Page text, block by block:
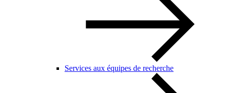
Services aux équipes de recherche